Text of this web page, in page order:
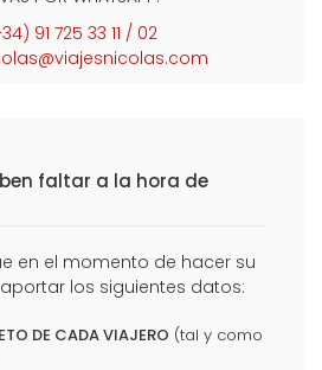
91 725 33 11 / 02
faltar a la hora de
en el momento de hacer su
los siguientes datos:
DE CADA VIAJERO (tal y como